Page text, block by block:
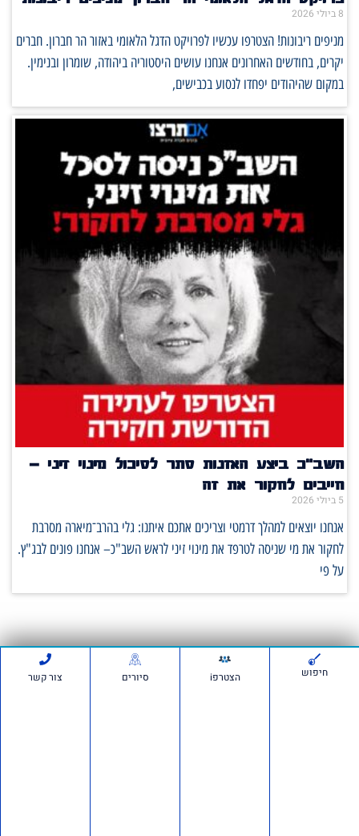
8 ביולי 2026
מניפים ריבונות! הצטרפו עכשיו לפרויקט הדגל הלאומי באזור הר חברון. חברים
יקרים, בחודשים האחרונים אנחנו עושים היסטוריה ביהודה, שומרון ובנימין.
במקום שהיהודים יפחדו לנסוע בכבישים,
השב"כ ביצע האזנות סתר לסיכול מינוי זיני –
חייבים לחקור את זה
5 ביולי 2026
אנחנו יוצאים למהלך דרמטי וצריכים אתכם איתנו: גלי בהרב־מיארה מסרבת
לחקור את מי שניסה לטרפד את מינוי זיני לראש השב"כ– אנחנו פונים לבג"ץ.
על פי
סרטונים:
חיפוש הצטרפi סיורים צור קשר